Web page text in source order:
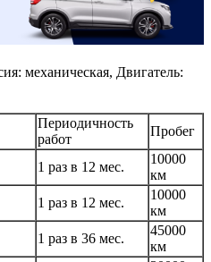
механическая, Двигатель:
Периодичность
работ
Пробег
1 раз в 12 мес.
10000
км
1 раз в 12 мес.
10000
км
1 раз в 36 мес.
45000
км